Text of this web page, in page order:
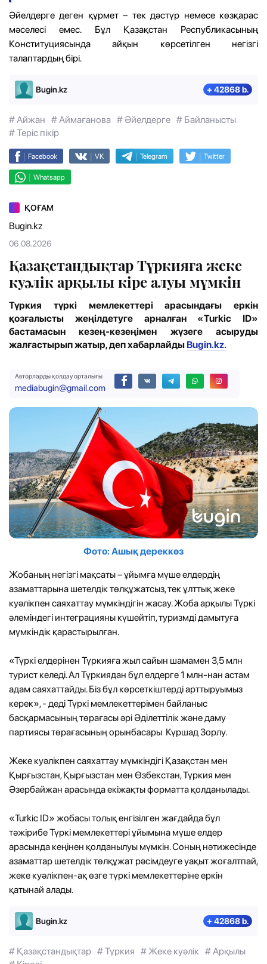
Әйелдерге деген құрмет – тек дәстүр немесе көзқарас
мәселесі емес. Бұл Қазақстан Республикасының
Конституциясында айқын көрсетілген негізгі
талаптардың бірі.
Bugin.kz + 42868 b.
# Айжан # Аймағанова # Әйелдерге # Байланысты
# Теріс пікір
| Facebook | VK | Telegram | Twitter
| Whatsapp
ҚОҒАМ
Bugin.kz
06.08.2026
Қазақстандықтар Түркияға жеке
куәлік арқылы кіре алуы мүмкін
Түркия түркі мемлекеттері арасындағы еркін
қозғалысты жеңілдетуге арналған «Turkic ID»
бастамасын кезең-кезеңімен жүзеге асыруды
жалғастырып жатыр, деп хабарлайды Bugin.kz.
Авторларды қолдау орталығы
mediabugin@gmail.com
Фото: Ашық дереккөз
Жобаның негізгі мақсаты – ұйымға мүше елдердің
азаматтарына шетелдік төлқұжатсыз, тек ұлттық жеке
куәлікпен саяхаттау мүмкіндігін жасау. Жоба арқылы Түркі
әлеміндегі интеграцияны күшейтіп, туризмді дамытуға
мүмкіндік қарастырылған.
«Түркі елдерінен Түркияға жыл сайын шамамен 3,5 млн
турист келеді. Ал Түркиядан бұл елдерге 1 млн-нан астам
адам саяхаттайды. Біз бұл көрсеткіштерді арттыруымыз
керек», - деді Түркі мемлекеттерімен байланыс
басқармасының төрағасы әрі Әділеттілік және даму
партиясы төрағасының орынбасары Күршад Зорлу.
Жеке куәлікпен саяхаттау мүмкіндігі Қазақстан мен
Қырғызстан, Қырғызстан мен Өзбекстан, Түркия мен
Әзербайжан арасында екіжақты форматта қолданылады.
«Turkic ID» жобасы толық енгізілген жағдайда бұл
тәжірибе Түркі мемлекеттері ұйымына мүше елдер
арасында кеңінен қолданылуы мүмкін. Соның нәтижесінде
азаматтар шетелдік төлқұжат рәсімдеуге уақыт жоғалтпай,
жеке куәлікпен-ақ өзге түркі мемлекеттеріне еркін
қатынай алады.
Bugin.kz + 42868 b.
# Қазақстандықтар # Түркия # Жеке куәлік # Арқылы